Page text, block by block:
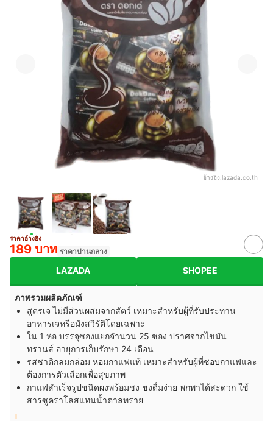
อ้างอิง:lazada.co.th
ราคาอ้างอิง
189 บาท ราคาปานกลาง
LAZADA SHOPEE
ภาพรวมผลิตภัณฑ์
สูตรเจ ไม่มีส่วนผสมจากสัตว์ เหมาะสำหรับผู้ที่รับประทาน
อาหารเจหรือมังสวิรัติโดยเฉพาะ
ใน 1 ห่อ บรรจุซองแยกจำนวน 25 ซอง ปราศจากไขมัน
ทรานส์ อายุการเก็บรักษา 24 เดือน
รสชาติกลมกล่อม หอมกาแฟแท้ เหมาะสำหรับผู้ที่ชอบกาแฟและ
ต้องการตัวเลือกเพื่อสุขภาพ
กาแฟสำเร็จรูปชนิดผงพร้อมชง ชงดื่มง่าย พกพาได้สะดวก ใช้
สารซูคราโลสแทนน้ำตาลทราย